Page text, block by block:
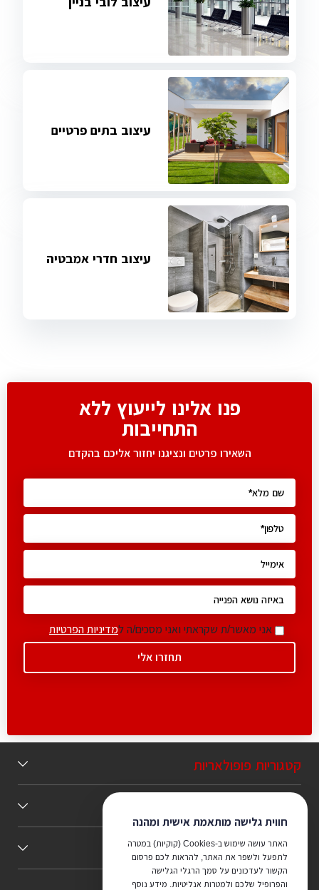
עיצוב בתים פרטיים
עיצוב חדרי אמבטיה
פנו אלינו לייעוץ ללא
התחייבות
השאירו פרטים ונציגנו יחזור אליכם בהקדם
אני מאשר/ת שקראתי ואני מסכים/ה למדיניות הפרטיות
חווית גלישה מותאמת אישית ומהנה
האתר עושה שימוש ב-Cookies (קוקיות) במטרה
לתפעל ולשפר את האתר, להראות לכם פרסום
הקשור לעדכונים על סמך הרגלי הגלישה
והפרופיל שלכם ולמטרות אנליטיות. מידע נוסף
קטגוריות פופולאריות
כללי